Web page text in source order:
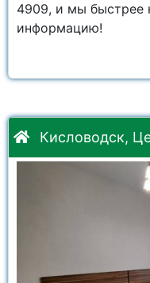
4909, и мы быстрее
информацию!
Кисловодск,